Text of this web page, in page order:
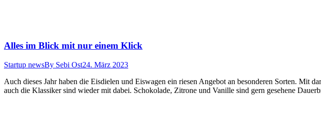
Alles im Blick mit nur einem Klick
Startup newsBy Sebi Ost24. März 2023
Auch dieses Jahr haben die Eisdielen und Eiswagen ein riesen Angebot an besonderen Sorten. Mit
auch die Klassiker sind wieder mit dabei. Schokolade, Zitrone und Vanille sind gern gesehene